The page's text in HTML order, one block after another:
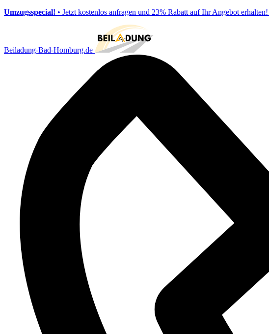
Umzugsspecial! • Jetzt kostenlos anfragen und 23% Rabatt auf Ihr Angebot
Beiladung-Bad-Homburg.de